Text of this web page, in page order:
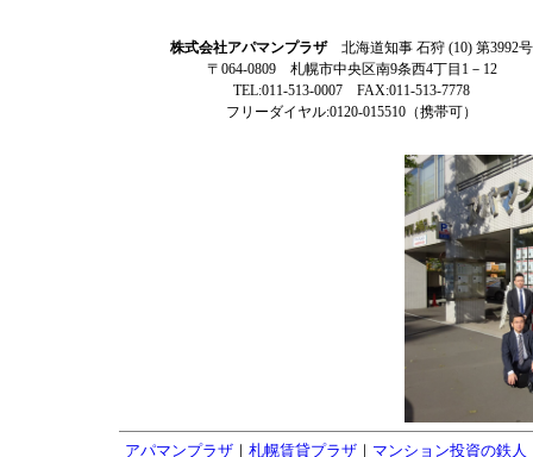
株式会社アパマンプラザ北海道知事 石狩 (10) 第3992号
〒064-0809 札幌市中央区南9条西4丁目1－12
TEL:011-513-0007 FAX:011-513-7778
フリーダイヤル:0120-015510（携帯可）
アパマンプラザ ｜ 札幌賃貸プラザ ｜ マンション投資の鉄人